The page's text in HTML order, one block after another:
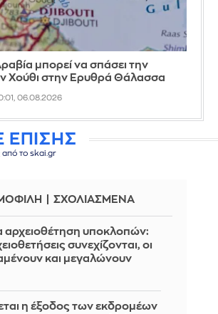
μπορεί να σπάσει την
Χούθι στην Ερυθρά Θάλασσα
06.08.2026
ΕΠΙΣΗΣ
από το skai.gr
ΣΧΟΛΙΑΣΜΕΝΑ
αρχειοθέτηση υποκλοπών:
συνεχίζονται, οι
και μεγαλώνουν
η έξοδος των εκδρομέων